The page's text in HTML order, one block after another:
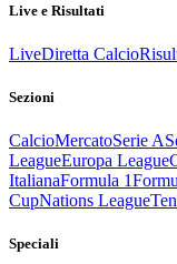
Live e Risultati
LiveDiretta Calcio
Sezioni
CalcioMercatoSerie A
LeagueEuropa League
ItalianaFormula 1
CupNations League
Speciali